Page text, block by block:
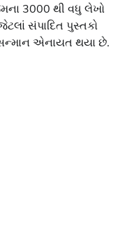
3000 થી વધુ લેખો
સંપાદિત પુસ્તકો
એનાયત થયા છે.